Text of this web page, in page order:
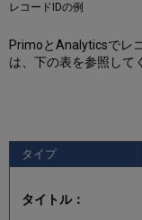
レコードIDの例
PrimoとAnalyticsでレ
は、下の表を参照して
タイプ
タイトル：